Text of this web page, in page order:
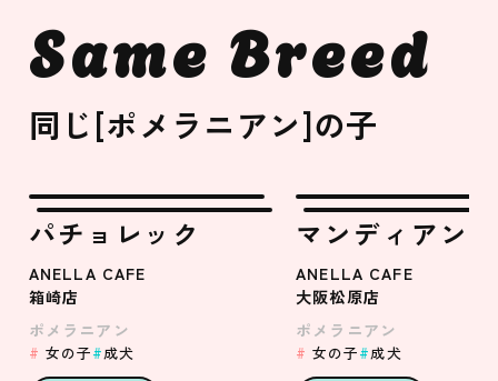
Same Breed
同じ[ポメラニアン]の子
パチョレック
ANELLA CAFE
箱崎店
ポメラニアン
女の子 成犬
マンディアン
ANELLA CAFE
大阪松原店
ポメラニアン
女の子 成犬